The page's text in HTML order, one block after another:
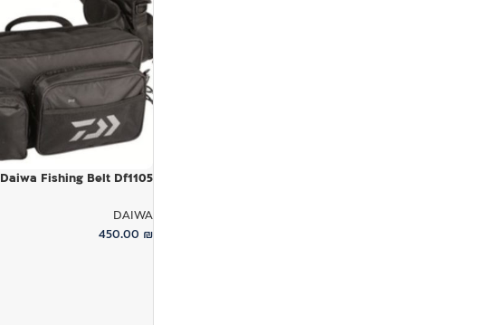
Daiwa Fishing Belt Df1105
DAIWA
450.00 ₪